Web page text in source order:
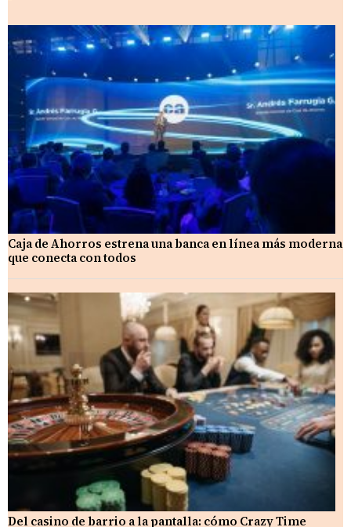
Caja de Ahorros estrena una banca en línea más moderna
que conecta con todos
Del casino de barrio a la pantalla: cómo Crazy Time